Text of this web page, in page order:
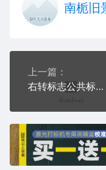
南栀旧
上一篇：
右转标志公共标志交通标志AI8.0格式激光打标文件通用矢量图